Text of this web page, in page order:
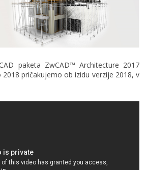
paketa ZwCAD™ Architecture 2017
2018 pričakujemo ob izidu verzije 2018, v